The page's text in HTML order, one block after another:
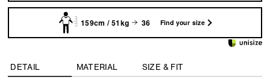
159cm / 51kg 36 Find your size
DETAIL MATERIAL SIZE & FIT